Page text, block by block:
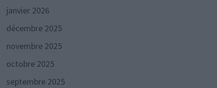
janvier 2026
décembre 2025
novembre 2025
octobre 2025
septembre 2025